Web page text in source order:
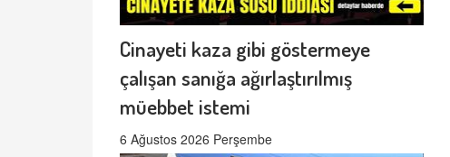
Cinayeti kaza gibi göstermeye
çalışan sanığa ağırlaştırılmış
müebbet istemi
6 Ağustos 2026 Perşembe